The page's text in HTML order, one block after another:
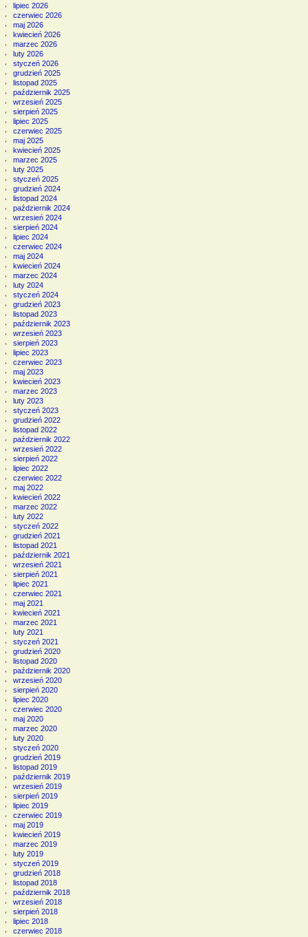
lipiec 2026
czerwiec 2026
maj 2026
kwiecień 2026
marzec 2026
luty 2026
styczeń 2026
grudzień 2025
listopad 2025
październik 2025
wrzesień 2025
sierpień 2025
lipiec 2025
czerwiec 2025
maj 2025
kwiecień 2025
marzec 2025
luty 2025
styczeń 2025
grudzień 2024
listopad 2024
październik 2024
wrzesień 2024
sierpień 2024
lipiec 2024
czerwiec 2024
maj 2024
kwiecień 2024
marzec 2024
luty 2024
styczeń 2024
grudzień 2023
listopad 2023
październik 2023
wrzesień 2023
sierpień 2023
lipiec 2023
czerwiec 2023
maj 2023
kwiecień 2023
marzec 2023
luty 2023
styczeń 2023
grudzień 2022
listopad 2022
październik 2022
wrzesień 2022
sierpień 2022
lipiec 2022
czerwiec 2022
maj 2022
kwiecień 2022
marzec 2022
luty 2022
styczeń 2022
grudzień 2021
listopad 2021
październik 2021
wrzesień 2021
sierpień 2021
lipiec 2021
czerwiec 2021
maj 2021
kwiecień 2021
marzec 2021
luty 2021
styczeń 2021
grudzień 2020
listopad 2020
październik 2020
wrzesień 2020
sierpień 2020
lipiec 2020
czerwiec 2020
maj 2020
marzec 2020
luty 2020
styczeń 2020
grudzień 2019
listopad 2019
październik 2019
wrzesień 2019
sierpień 2019
lipiec 2019
czerwiec 2019
maj 2019
kwiecień 2019
marzec 2019
luty 2019
styczeń 2019
grudzień 2018
listopad 2018
październik 2018
wrzesień 2018
sierpień 2018
lipiec 2018
czerwiec 2018